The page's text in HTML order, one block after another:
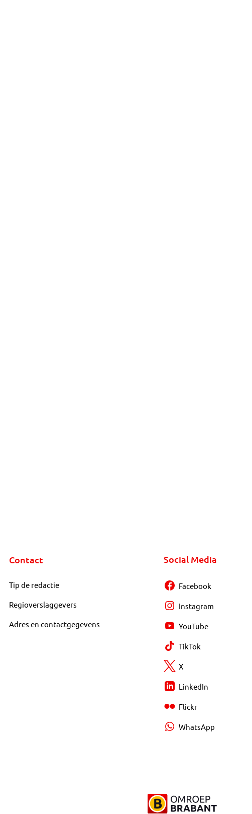
Contact
Tip de redactie
Regioverslaggevers
Adres en contactgegevens
Social Media
Facebook
Instagram
YouTube
TikTok
X
LinkedIn
Flickr
WhatsApp